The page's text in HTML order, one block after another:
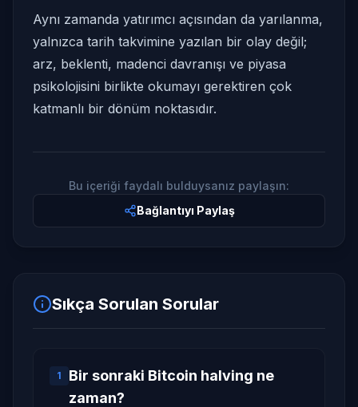
Aynı zamanda yatırımcı açısından da yarılanma,
yalnızca tarih takvimine yazılan bir olay değil;
arz, beklenti, madenci davranışı ve piyasa
psikolojisini birlikte okumayı gerektiren çok
katmanlı bir dönüm noktasıdır.
Bu içeriği faydalı bulduysanız paylaşın:
Bağlantıyı Paylaş
Sıkça Sorulan Sorular
1
Bir sonraki Bitcoin halving ne
zaman?